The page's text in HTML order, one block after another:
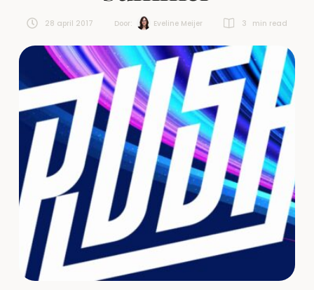
28 april 2017 Door: Eveline Meijer 3 min read